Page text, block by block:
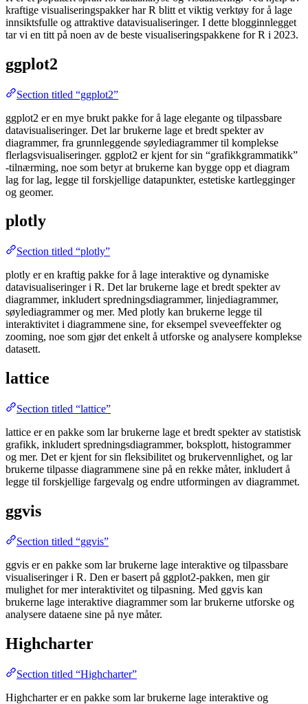
kraftige visualiseringspakker har R blitt et viktig verktøy for å lage
innsiktsfulle og attraktive datavisualiseringer. I dette blogginnlegget
tar vi en titt på noen av de beste visualiseringspakkene for R i 2023.
ggplot2
Section titled “ggplot2”
ggplot2 er en mye brukt pakke for å lage elegante og tilpassbare
datavisualiseringer. Det lar brukerne lage et bredt spekter av
diagrammer, fra grunnleggende søylediagrammer til komplekse
flerlagsvisualiseringer. ggplot2 er kjent for sin “grafikkgrammatikk”
-tilnærming, noe som betyr at brukerne kan bygge opp et diagram
lag for lag, legge til forskjellige datapunkter, estetiske kartlegginger
og geomer.
plotly
Section titled “plotly”
plotly er en kraftig pakke for å lage interaktive og dynamiske
datavisualiseringer i R. Det lar brukerne lage et bredt spekter av
diagrammer, inkludert spredningsdiagrammer, linjediagrammer,
søylediagrammer og mer. Med plotly kan brukerne legge til
interaktivitet i diagrammene sine, for eksempel sveveeffekter og
zooming, noe som gjør det enkelt å utforske og analysere komplekse
datasett.
lattice
Section titled “lattice”
lattice er en pakke som lar brukerne lage et bredt spekter av statistisk
grafikk, inkludert spredningsdiagrammer, boksplott, histogrammer
og mer. Det er kjent for sin fleksibilitet og brukervennlighet, og lar
brukerne tilpasse diagrammene sine på en rekke måter, inkludert å
legge til forskjellige fargevalg og endre utformingen av diagrammet.
ggvis
Section titled “ggvis”
ggvis er en pakke som lar brukerne lage interaktive og tilpassbare
visualiseringer i R. Den er basert på ggplot2-pakken, men gir
mulighet for mer interaktivitet og tilpasning. Med ggvis kan
brukerne lage interaktive diagrammer som lar brukerne utforske og
analysere dataene sine på nye måter.
Highcharter
Section titled “Highcharter”
Highcharter er en pakke som lar brukerne lage interaktive og